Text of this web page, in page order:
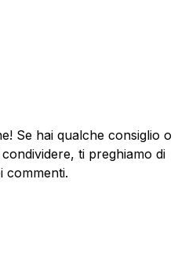
Se hai qualche consiglio o
ti preghiamo di
commenti.